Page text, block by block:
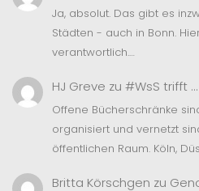
Ja, absolut. Das gibt es
Städten - auch in Bonn.
verantwortlich.…
HJ Greve zu #WsS trifft
Offene Bücherschränke
organisiert und vernetzt
öffentlichen Raum. Köln,
Britta Körschgen zu